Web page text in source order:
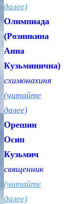
далее)
Олимпиада
(Розинкина
Анна
Кузьминична)
схимонахиня
(читайте
далее)
Орешин
Осип
Кузьмич
священник
(читайте
далее)